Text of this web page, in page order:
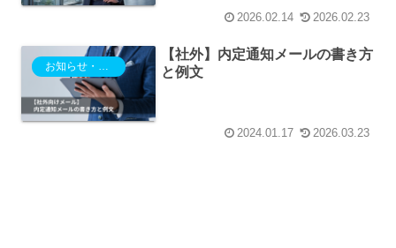
2026.02.14 2026.02.23
【社外】内定通知メールの書き方
と例文
2024.01.17 2026.03.23